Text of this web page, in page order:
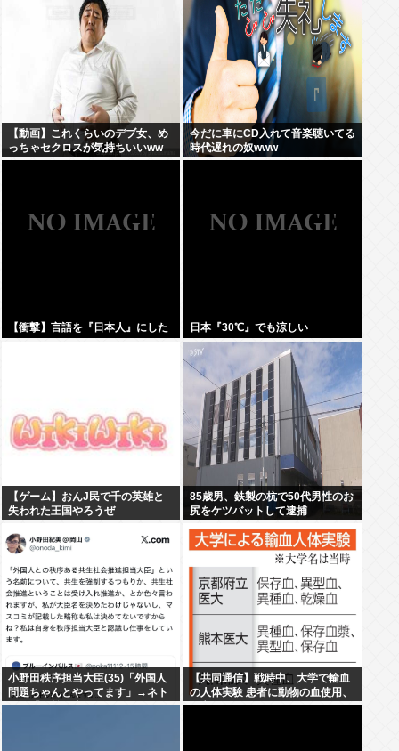
【動画】これくらいのデブ女、め
っちゃセクロスが気持ちいいww
今だに車にCD入れて音楽聴いてる
時代遅れの奴www
【衝撃】言語を『日本人』にした 日本『30℃』でも涼しい
【ゲーム】おんJ民で千の英雄と
失われた王国やろうぜ
85歳男、鉄製の杭で50代男性のお
尻をケツバットして逮捕
小野田秩序担当大臣(35)「外国人
問題ちゃんとやってます」→ネト
ウヨ「お前仕事してないだろ 」→
【共同通信】戦時中、大学で輸血
の人体実験 患者に動物の血使用、
死亡例も